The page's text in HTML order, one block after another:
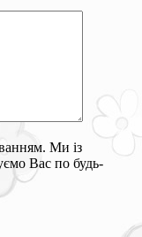
Ми із
Вас по будь-